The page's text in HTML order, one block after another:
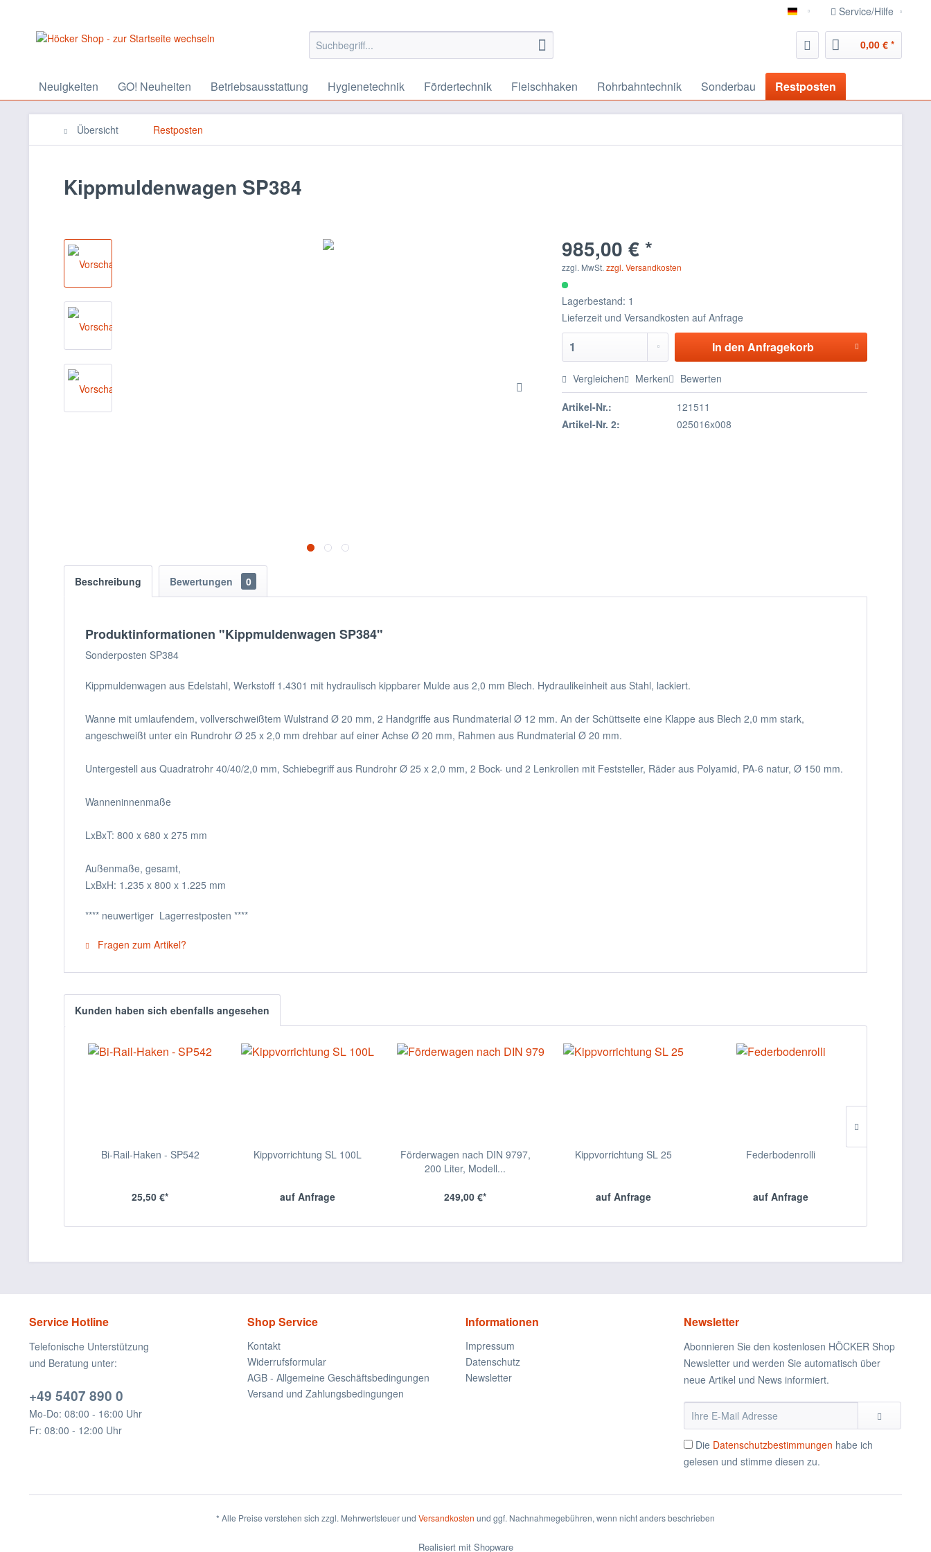
deutsch Service/Hilfe
0,00 € *
Neuigkeiten GO! Neuheiten Betriebsausstattung Hygienetechnik Fördertechnik Fleischhaken Rohrbahntechnik Sonderbau Restposten
Übersicht Restposten
Kippmuldenwagen SP384
985,00 € *
zzgl. MwSt.zzgl. Versandkosten
Lagerbestand: 1
Lieferzeit und Versandkosten auf Anfrage
In den Anfragekorb
Vergleichen Merken Bewerten
Artikel-Nr.:
121511
Artikel-Nr. 2:
025016x008
Beschreibung Bewertungen 0
Produktinformationen "Kippmuldenwagen SP384"
Sonderposten SP384
Kippmuldenwagen aus Edelstahl, Werkstoff 1.4301 mit hydraulisch kippbarer Mulde aus 2,0 mm Blech. Hydraulikeinheit aus Stahl, lackiert.
Wanne mit umlaufendem, vollverschweißtem Wulstrand Ø 20 mm, 2 Handgriffe aus Rundmaterial Ø 12 mm. An der Schüttseite eine Klappe aus Blech 2,0 mm stark,
angeschweißt unter ein Rundrohr Ø 25 x 2,0 mm drehbar auf einer Achse Ø 20 mm, Rahmen aus Rundmaterial Ø 20 mm.
Untergestell aus Quadratrohr 40/40/2,0 mm, Schiebegriff aus Rundrohr Ø 25 x 2,0 mm, 2 Bock- und 2 Lenkrollen mit Feststeller, Räder aus Polyamid, PA-6 natur, Ø 150 mm.
Wanneninnenmaße
LxBxT: 800 x 680 x 275 mm
Außenmaße, gesamt,
LxBxH: 1.235 x 800 x 1.225 mm
**** neuwertiger Lagerrestposten ****
Fragen zum Artikel?
Kunden haben sich ebenfalls angesehen
Bi-Rail-Haken - SP542
25,50 €*
Kippvorrichtung SL 100L
auf Anfrage
Förderwagen nach DIN 9797,
200 Liter, Modell...
249,00 €*
Kippvorrichtung SL 25
auf Anfrage
Federbodenrolli
auf Anfrage
Service Hotline
Telefonische Unterstützung
und Beratung unter:
+49 5407 890 0
Mo-Do: 08:00 - 16:00 Uhr
Fr: 08:00 - 12:00 Uhr
Shop Service
Kontakt
Widerrufsformular
AGB - Allgemeine Geschäftsbedingungen
Versand und Zahlungsbedingungen
Informationen
Impressum
Datenschutz
Newsletter
Newsletter
Abonnieren Sie den kostenlosen HÖCKER Shop
Newsletter und werden Sie automatisch über
neue Artikel und News informiert.
Die Datenschutzbestimmungen habe ich
gelesen und stimme diesen zu.
* Alle Preise verstehen sich zzgl. Mehrwertsteuer und Versandkosten und ggf. Nachnahmegebühren, wenn nicht anders beschrieben
Realisiert mit Shopware